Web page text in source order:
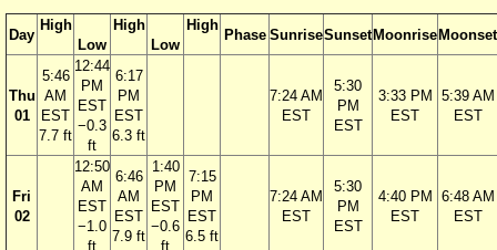
Day
High
Low
High
Low
High
Phase SunriseSunset Moonrise Moonset
Thu
01
5:46
AM
EST
7.7 ft
12:44
PM
EST
−0.3
ft
6:17
PM
EST
6.3 ft
7:24 AM
EST
5:30
PM
EST
3:33 PM
EST
5:39 AM
EST
Fri
02
12:50
AM
EST
−1.0
ft
6:46
AM
EST
7.9 ft
1:40
PM
EST
−0.6
ft
7:15
PM
EST
6.5 ft
7:24 AM
EST
5:30
PM
EST
4:40 PM
EST
6:48 AM
EST